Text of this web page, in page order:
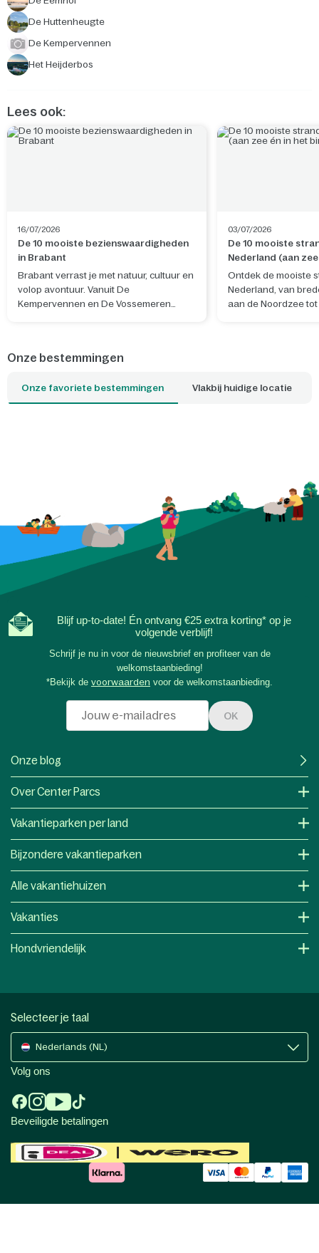
De Huttenheugte
De Kempervennen
Het Heijderbos
Lees ook:
16/07/2026
De 10 mooiste bezienswaardigheden
in Brabant
Brabant verrast je met natuur, cultuur en
volop avontuur. Vanuit De
Kempervennen en De Vossemeren
03/07/2026
De 10 mooiste
Nederland (aan
binnenland)
Ontdek de mooiste
Nederland, van
aan de Noordzee
Parcs-park dichtbij
Onze bestemmingen
Onze favoriete bestemmingen Vlakbij huidige locatie
Blijf up-to-date! Én ontvang €25 extra korting* op je
volgende verblijf!
Schrijf je nu in voor de nieuwsbrief en profiteer van de
welkomstaanbieding!
*Bekijk de voorwaarden voor de welkomstaanbieding.
OK
Onze blog
Over Center Parcs
Vakantieparken per land
Bijzondere vakantieparken
Alle vakantiehuizen
Vakanties
Hondvriendelijk
Selecteer je taal
Nederlands (NL)
Volg ons
Beveiligde betalingen